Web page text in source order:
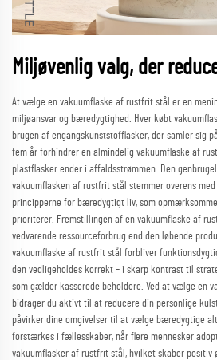
Miljøvenlig valg, der
At vælge en vakuumflaske af rustfrit stål er en
miljøansvar og bæredygtighed. Hver købt
brugen af engangskunststofflasker, der samler sig
fem år forhindrer en almindelig vakuumflaske af
plastflasker ender i affaldsstrømmen. Den
vakuumflasken af rustfrit stål stemmer overens
principperne for bæredygtigt liv, som
prioriterer. Fremstillingen af en vakuumflaske af
vedvarende ressourceforbrug end den løbende
vakuumflaske af rustfrit stål forbliver
den vedligeholdes korrekt – i skarp kontrast til
som gælder kasserede beholdere. Ved at vælge en
bidrager du aktivt til at reducere din personlige
påvirker dine omgivelser til at vælge bæredygtige
forstærkes i fællesskaber, når flere mennesker
vakuumflasker af rustfrit stål, hvilket skaber